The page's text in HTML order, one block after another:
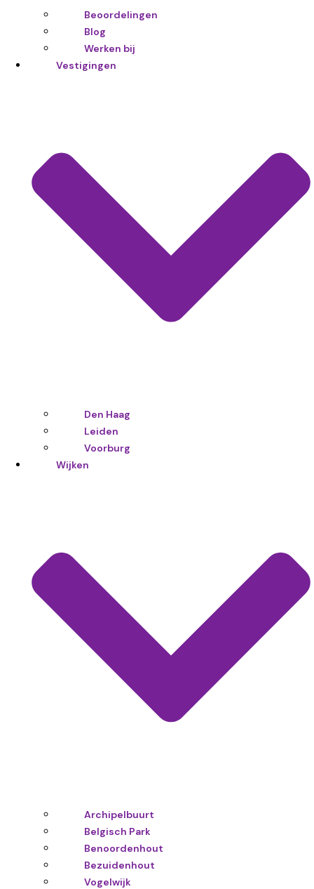
Beoordelingen
Blog
Werken bij
Vestigingen
Den Haag
Leiden
Voorburg
Wijken
Archipelbuurt
Belgisch Park
Benoordenhout
Bezuidenhout
Vogelwijk